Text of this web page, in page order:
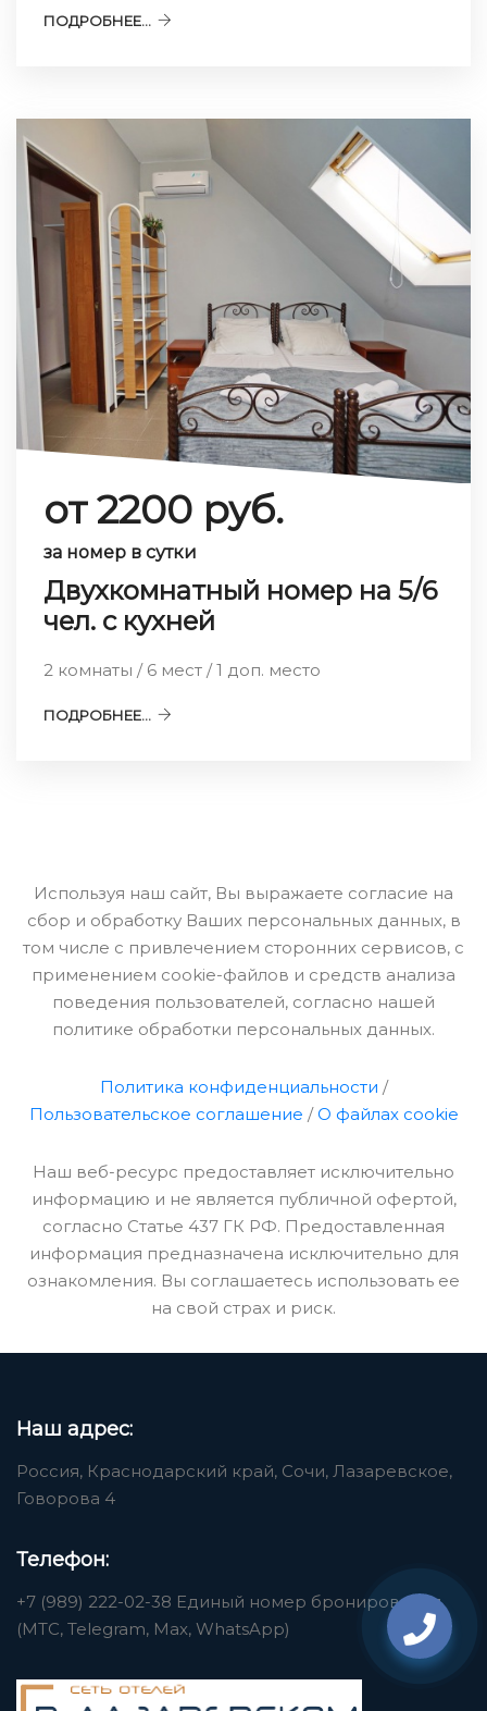
ПОДРОБНЕЕ...
от 2200 руб.
за номер в сутки
Двухкомнатный номер на 5/6
чел. с кухней
2 комнаты / 6 мест / 1 доп. место
ПОДРОБНЕЕ...
Используя наш сайт, Вы выражаете согласие на
сбор и обработку Ваших персональных данных, в
том числе с привлечением сторонних сервисов, с
применением cookie-файлов и средств анализа
поведения пользователей, согласно нашей
политике обработки персональных данных.
Политика конфиденциальности /
Пользовательское соглашение /О файлах cookie
Наш веб-ресурс предоставляет исключительно
информацию и не является публичной офертой,
согласно Статье 437 ГК РФ. Предоставленная
информация предназначена исключительно для
ознакомления. Вы соглашаетесь использовать ее
на свой страх и риск.
Наш адрес:
Россия, Краснодарский край, Сочи, Лазаревское,
Говорова 4
Телефон:
+7 (989) 222-02-38 Единый номер бронирования
(МТС, Telegram, Max, WhatsApp)